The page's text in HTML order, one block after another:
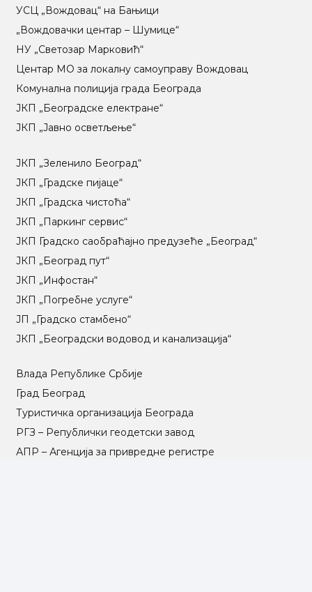
УСЦ „Вождовац“ на Бањици
„Вождовачки центар – Шумице“
НУ „Светозар Марковић“
Центар МO за локалну самоуправу Вождовац
Комунална полиција града Београда
ЈКП „Београдске електране“
ЈКП „Јавно осветљење“
ЈКП „Зеленило Београд“
ЈКП „Градске пијаце“
ЈКП „Градска чистоћа“
ЈКП „Паркинг сервис“
ЈКП Градско саобраћајно предузеће „Београд“
ЈКП „Београд пут“
ЈКП „Инфостан“
ЈКП „Погребне услуге“
ЈП „Градско стамбено“
ЈКП „Београдски водовод и канализација“
Влада Републике Србије
Град Београд
Туристичка организација Београда
РГЗ – Републички геодетски завод
АПР – Агенција за привредне регистре